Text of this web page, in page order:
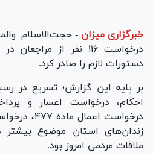
خبرگزاری میزان - حجت‌الاسلام
درخواست‌ ۱۱۶ نفر از
دستورات لازم را صادر کرد.
بر پایه این گزارش؛ تسریع در
احکام، درخواست اعسار و
درخواست
زندان‌های استان موضوع بیشتر
ملاقات مردمی امروز بود.